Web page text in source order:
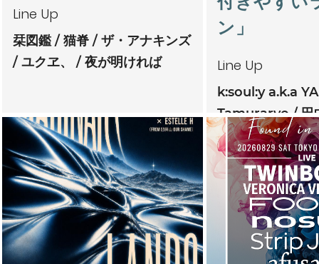
Line Up
栞図鑑 猫脊
ザ・アナキンズ
ユクヱ、
夜が明ければ
ン」
Line Up
k:soul:y a.k.a
Tamuraryo
田
mitoriz
杏仁ク
tsubatics + 松村
ケ無
夕夕夜